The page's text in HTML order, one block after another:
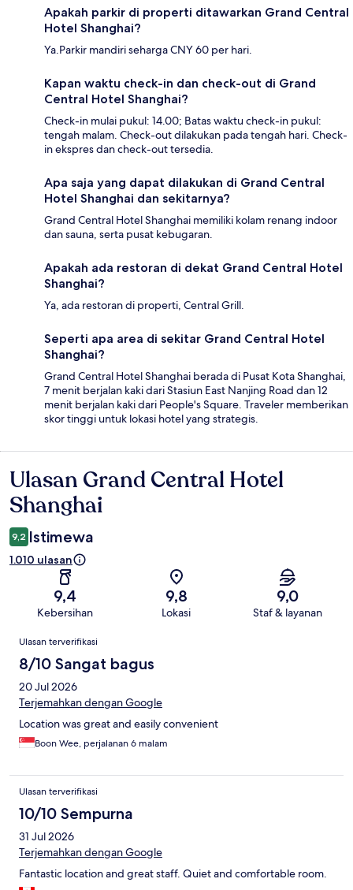
Apakah parkir di properti ditawarkan Grand Central
Hotel Shanghai?
Ya.Parkir mandiri seharga CNY 60 per hari.
Kapan waktu check-in dan check-out di Grand
Central Hotel Shanghai?
Check-in mulai pukul: 14.00; Batas waktu check-in pukul:
tengah malam. Check-out dilakukan pada tengah hari. Check-
in ekspres dan check-out tersedia.
Apa saja yang dapat dilakukan di Grand Central
Hotel Shanghai dan sekitarnya?
Grand Central Hotel Shanghai memiliki kolam renang indoor
dan sauna, serta pusat kebugaran.
Apakah ada restoran di dekat Grand Central Hotel
Shanghai?
Ya, ada restoran di properti, Central Grill.
Seperti apa area di sekitar Grand Central Hotel
Shanghai?
Grand Central Hotel Shanghai berada di Pusat Kota Shanghai,
7 menit berjalan kaki dari Stasiun East Nanjing Road dan 12
menit berjalan kaki dari People's Square. Traveler memberikan
skor tinggi untuk lokasi hotel yang strategis.
Ulasan
Ulasan Grand Central Hotel
Shanghai
9,2 Istimewa
1.010 ulasan
9,4
Kebersihan
9,8
Lokasi
9,0
Staf & layanan
Ulasan
Ulasan terverifikasi
8/10 Sangat bagus
20 Jul 2026
Terjemahkan dengan Google
Location was great and easily convenient
Boon Wee, perjalanan 6 malam
Ulasan terverifikasi
10/10 Sempurna
31 Jul 2026
Terjemahkan dengan Google
Fantastic location and great staff. Quiet and comfortable room.